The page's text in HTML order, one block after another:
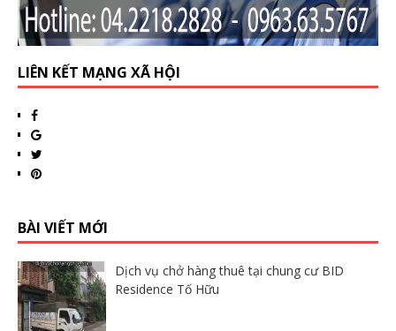
LIÊN KẾT MẠNG XÃ HỘI
BÀI VIẾT MỚI
Dịch vụ chở hàng thuê tại chung cư BID
Residence Tố Hữu